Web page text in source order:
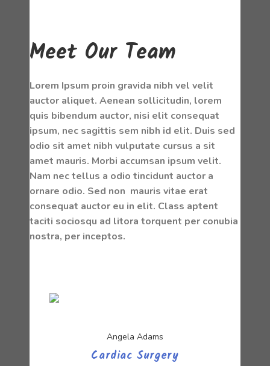
Meet Our Team
Lorem Ipsum proin gravida nibh vel velit
auctor aliquet. Aenean sollicitudin, lorem
quis bibendum auctor, nisi elit consequat
ipsum, nec sagittis sem nibh id elit. Duis sed
odio sit amet nibh vulputate cursus a sit
amet mauris. Morbi accumsan ipsum velit.
Nam nec tellus a odio tincidunt auctor a
ornare odio. Sed non mauris vitae erat
consequat auctor eu in elit. Class aptent
taciti sociosqu ad litora torquent per conubia
nostra, per inceptos.
Angela Adams
Cardiac Surgery